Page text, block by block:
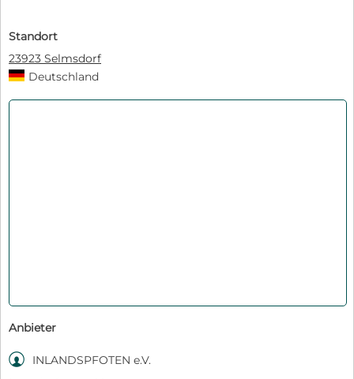
Standort
23923 Selmsdorf
Deutschland
Anbieter

INLANDSPFOTEN e.V.